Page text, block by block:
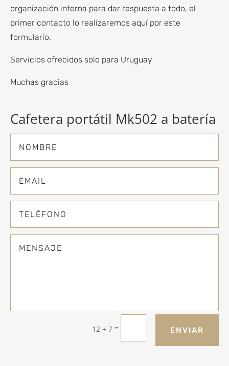
organización interna para dar respuesta a todo, el
primer contacto lo realizaremos aquí por este
formulario.
Servicios ofrecidos solo para Uruguay
Muchas gracias
Cafetera portátil Mk502 a batería
12 + 7 = ENVIAR